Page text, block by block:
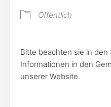
Öffentlich
Bitte beachten sie in den
Informationen in den
unserer Website.